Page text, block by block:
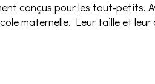
conçus pour les tout-
maternelle. Leur taille et